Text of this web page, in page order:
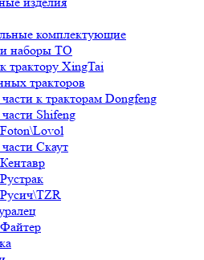
комплектующие
наборы ТО
трактору XingTai
тракторов
к тракторам Dongfeng
Shifeng
Скаут